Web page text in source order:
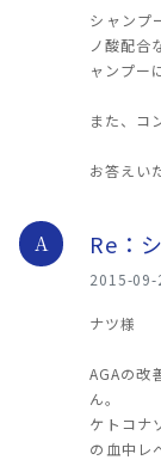
シャンプ
ノ酸配合
ャンプー
また、コ
お答えい
A Re：
2015-09-
ナツ様
AGAの改
ん。
ケトコナ
の血中レ